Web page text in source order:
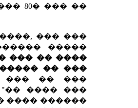
80� ��� ��
��� ���
�����
��� �� ����
�� ���
��� �� ���
"�� ���� ���
���� ������